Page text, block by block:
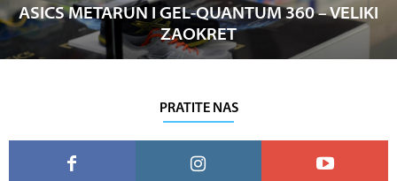
ASICS METARUN I GEL-QUANTUM 360 – VELIKI
ZAOKRET
PRATITE NAS